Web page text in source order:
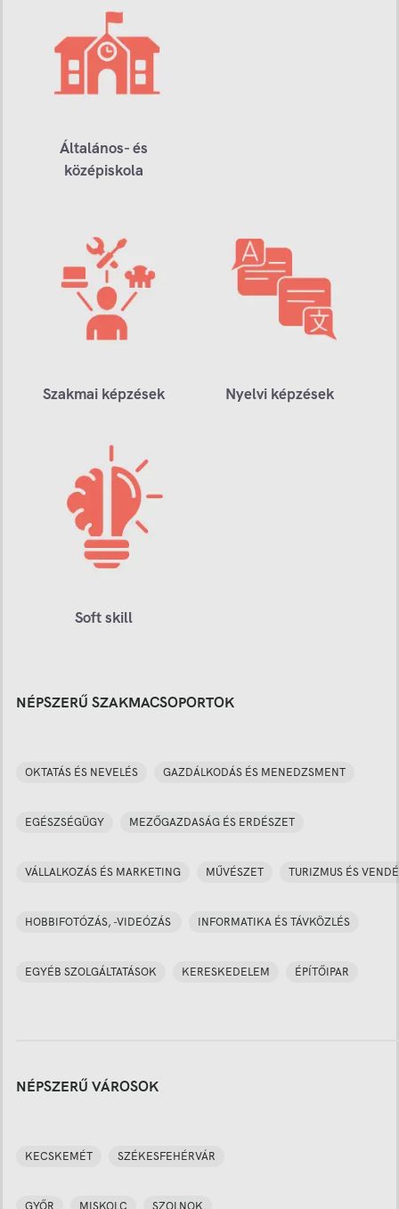
Általános- és
középiskola
Szakmai képzések Nyelvi képzések
Soft skill
NÉPSZERŰ SZAKMACSOPORTOK
OKTATÁS ÉS NEVELÉS GAZDÁLKODÁS ÉS MENEDZSMENT
EGÉSZSÉGÜGY MEZŐGAZDASÁG ÉS ERDÉSZET
VÁLLALKOZÁS ÉS MARKETING MŰVÉSZET TURIZMUS ÉS
HOBBIFOTÓZÁS, -VIDEÓZÁS INFORMATIKA ÉS TÁVKÖZLÉS
EGYÉB SZOLGÁLTATÁSOK KERESKEDELEM ÉPÍTŐIPAR
NÉPSZERŰ VÁROSOK
KECSKEMÉT SZÉKESFEHÉRVÁR